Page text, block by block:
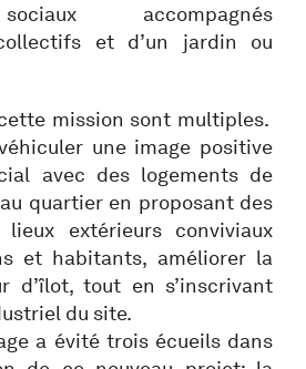
accompagnés
et d’un jardin ou
mission sont multiples.
une image positive
avec des logements de
quartier en proposant des
extérieurs conviviaux
et habitants, améliorer la
tout en s’inscrivant
du site.
a évité trois écueils dans